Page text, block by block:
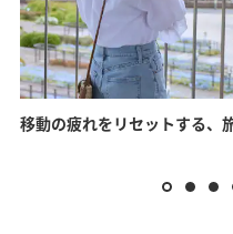
移動の疲れをリセットする、